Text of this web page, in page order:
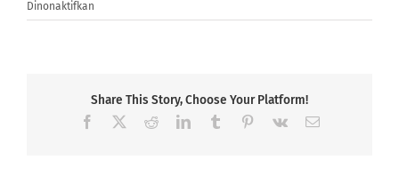
Dinonaktifkan
Cara
Konsumen
Instagram
Share This Story, Choose Your Platform!
Facebook RedditLinkedInTumblr Pinterest
Vk Email